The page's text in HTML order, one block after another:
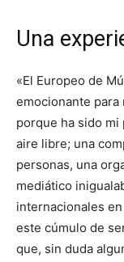
Una
«El Europeo de
emocionante para
porque ha sido
aire libre; una
personas, una
mediático
internacionales
este cúmulo de
que, sin duda